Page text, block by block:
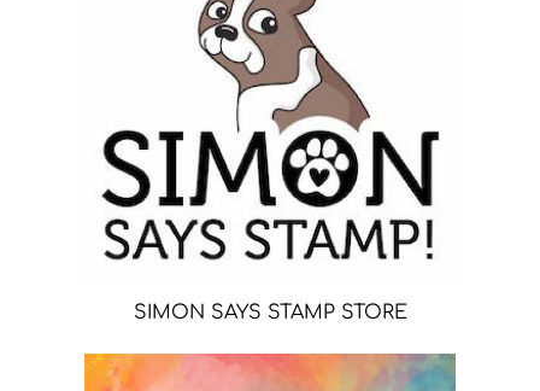
SIMON SAYS STAMP STORE